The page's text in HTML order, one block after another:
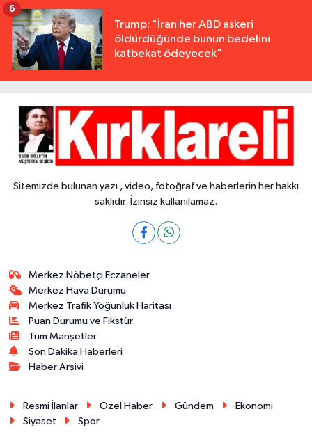
Trump: "İran her ABD askeri
öldürdüğünde bunun bedelini
katbekat ödeyecek"
6
Sitemizde bulunan yazı , video, fotoğraf ve haberlerin her hakkı
saklıdır. İzinsiz kullanılamaz.
Merkez Nöbetçi Eczaneler
Merkez Hava Durumu
Merkez Trafik Yoğunluk Haritası
Puan Durumu ve Fikstür
Tüm Manşetler
Son Dakika Haberleri
Haber Arşivi
Resmi İlanlar Özel Haber Gündem
Ekonomi
Siyaset
Spor